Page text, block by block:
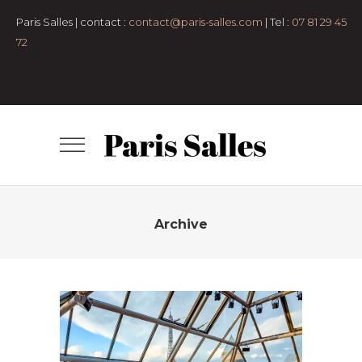
Paris Salles | contact : contact@paris-salles.com | Tel : 07 81 29 45
72
Archive
mitzvah
congrés et
d'honneur
Petit format
Pop-up
Store
Remise de diplôme Rooftop
TERRASSE ANATOLE
- 50 pers 50 à 100 pers 7e
arrondissement Anniversaire Bar-